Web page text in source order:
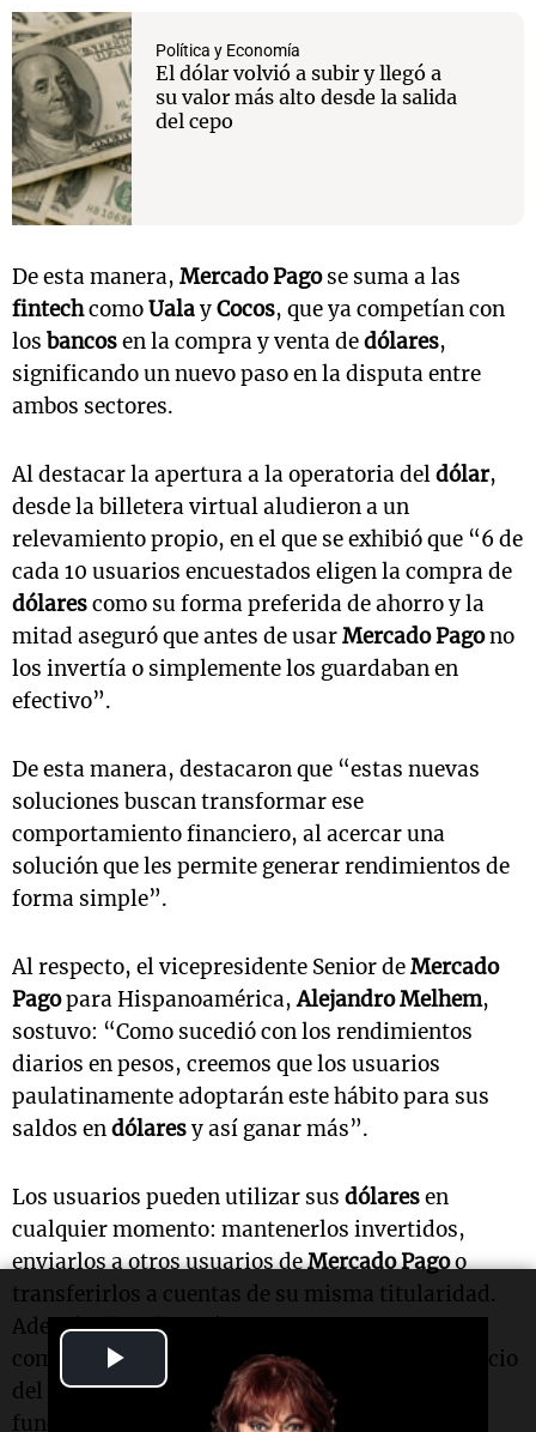
Video
Política y Economía
El dólar volvió a subir y llegó a
su valor más alto desde la salida
del cepo
De esta manera, Mercado Pagose suma a las
fintechcomoUalayCocos, que ya competían con
los bancosen la compra y venta dedólares,
significando un nuevo paso en la disputa entre
ambos sectores.
Al destacar la apertura a la operatoria deldólar,
desde la billetera virtual aludieron a un
relevamiento propio, en el que se exhibió que “6 de
cada 10 usuarios encuestados eligen la compra de
dólarescomo su forma preferida de ahorro y la
mitad aseguró que antes de usarMercado Pagono
los invertía o simplemente los guardaban en
efectivo”.
De esta manera, destacaron que “estas nuevas
soluciones buscan transformar ese
comportamiento financiero, al acercar una
solución que les permite generar rendimientos de
forma simple”.
Al respecto, el vicepresidente Senior deMercado
Pagopara Hispanoamérica,Alejandro Melhem,
sostuvo: “Como sucedió con los rendimientos
diarios en pesos, creemos que los usuarios
paulatinamente adoptarán este hábito para sus
saldos endólaresy así ganar más”.
Los usuarios pueden utilizar sus dólaresen
cualquier momento: mantenerlos invertidos,
enviarlos a otros usuarios deMercado Pagoo
transferirlos a cuentas de su misma titularidad.
Además, la aplicación permite programar
compras fuera de horario, que se ejecutan al inicio
del día hábil siguiente. Las nuevas
funcionalidades se habilitarán de forma